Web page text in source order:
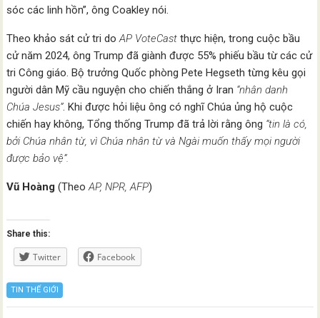
sóc các linh hồn”, ông Coakley nói.
Theo khảo sát cử tri doAP VoteCastthực hiện, trong cuộc bầu
cử năm 2024, ông Trump đã giành được 55% phiếu bầu từ các cử
tri Công giáo. Bộ trưởng Quốc phòng Pete Hegseth từng kêu gọi
người dân Mỹ cầu nguyện cho chiến thắng ở Iran “nhân danh
Chúa Jesus”. Khi được hỏi liệu ông có nghĩ Chúa ủng hộ cuộc
chiến hay không, Tổng thống Trump đã trả lời rằng ông “tin là có,
bởi Chúa nhân từ, vì Chúa nhân từ và Ngài muốn thấy mọi người
được bảo vệ”.
Vũ Hoàng (TheoAP, NPR, AFP)
Share this:
Twitter Facebook
TIN THẾ GIỚI